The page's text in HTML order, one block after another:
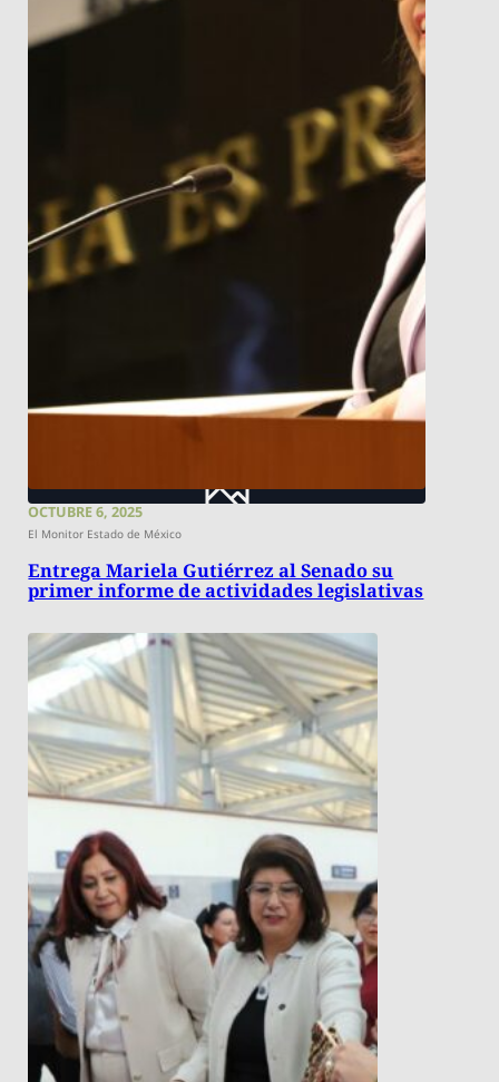
OCTUBRE 6, 2025
El Monitor Estado de México
Entrega Mariela Gutiérrez al Senado su
primer informe de actividades legislativas